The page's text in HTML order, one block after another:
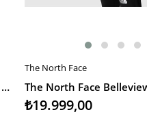
The North Face Kadın Mont Evolve Ii Triclimate Jacket - Eu
SEPETE EKLE
The North Face
₺19.999,00